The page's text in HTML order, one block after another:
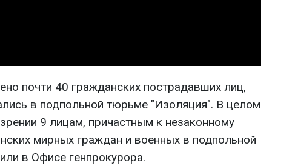
почти 40 гражданских пострадавших лиц,
в подпольной тюрьме "Изоляция". В целом
9 лицам, причастным к незаконному
мирных граждан и военных в подпольной
в Офисе генпрокурора.